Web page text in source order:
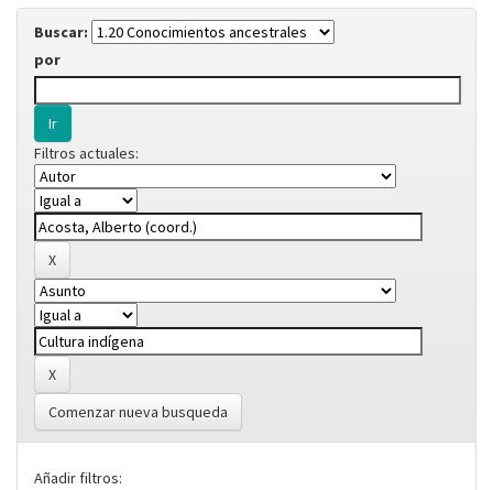
Buscar:
por
Filtros actuales:
Comenzar nueva busqueda
Añadir filtros: